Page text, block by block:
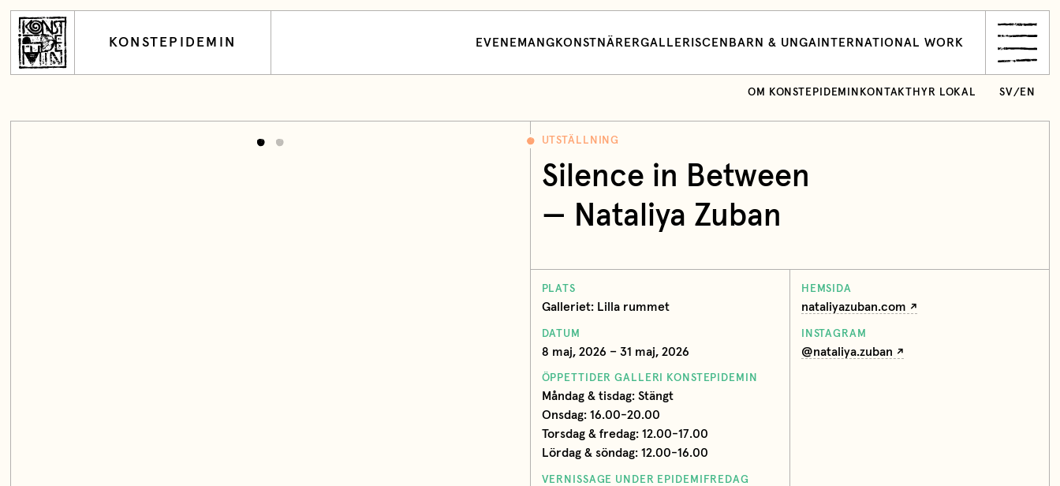
KONSTEPIDEMIN EVENEMANG KONSTNÄRERGALLERI SCEN BARN & UNGA INTERNATIONAL WORK
OM KONSTEPIDEMIN KONTAKT HYR LOKAL SV/ EN
UTSTÄLLNING
Silence in Between
— Nataliya Zuban
PLATS
Galleriet: Lilla rummet
DATUM
8 maj, 2026 – 31 maj, 2026
ÖPPETTIDER GALLERI KONSTEPIDEMIN
Måndag & tisdag: Stängt
Onsdag: 16.00-20.00
Torsdag & fredag: 12.00-17.00
Lördag & söndag: 12.00-16.00
VERNISSAGE UNDER EPIDEMIFREDAG
HEMSIDA
nataliyazuban.com
INSTAGRAM
@nataliya.zuban